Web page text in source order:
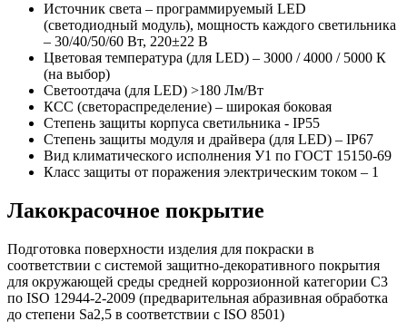
Источник света – программируемый LED
(светодиодный модуль), мощность каждого светильника
– 30/40/50/60 Вт, 220±22 В
Цветовая температура (для LED) – 3000 / 4000 / 5000 К
(на выбор)
Светоотдача (для LED) >180 Лм/Вт
КСС (светораспределение) – широкая боковая
Степень защиты корпуса светильника - IP55
Степень защиты модуля и драйвера (для LED) – IP67
Вид климатического исполнения У1 по ГОСТ 15150-69
Класс защиты от поражения электрическим током – 1
Лакокрасочное покрытие
Подготовка поверхности изделия для покраски в
соответствии с системой защитно-декоративного покрытия
для окружающей среды средней коррозионной категории C3
по ISO 12944-2-2009 (предварительная абразивная обработка
до степени Sa2,5 в соответствии с ISO 8501)